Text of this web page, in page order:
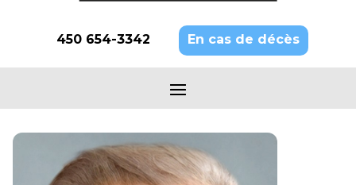
450 654-3342 En cas de décès